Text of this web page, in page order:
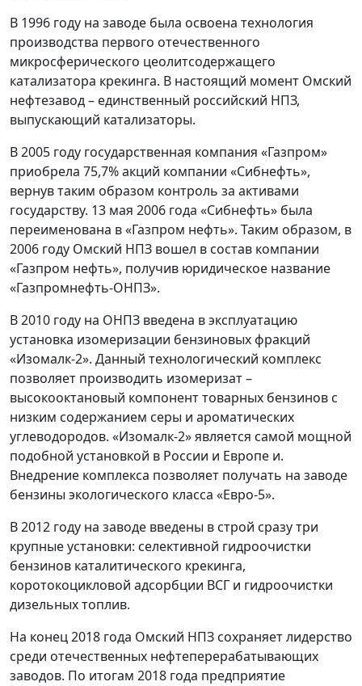
В 1996 году на заводе была освоена технология
производства первого отечественного
микросферического цеолитсодержащего
катализатора крекинга. В настоящий момент Омский
нефтезавод – единственный российский НПЗ,
выпускающий катализаторы.
В 2005 году государственная компания «Газпром»
приобрела 75,7% акций компании «Сибнефть»,
вернув таким образом контроль за активами
государству. 13 мая 2006 года «Сибнефть» была
переименована в «Газпром нефть». Таким образом, в
2006 году Омский НПЗ вошел в состав компании
«Газпром нефть», получив юридическое название
«Газпромнефть-ОНПЗ».
В 2010 году на ОНПЗ введена в эксплуатацию
установка изомеризации бензиновых фракций
«Изомалк-2». Данный технологический комплекс
позволяет производить изомеризат –
высокооктановый компонент товарных бензинов с
низким содержанием серы и ароматических
углеводородов. «Изомалк-2» является самой мощной
подобной установкой в России и Европе и.
Внедрение комплекса позволяет получать на заводе
бензины экологического класса «Евро-5».
В 2012 году на заводе введены в строй сразу три
крупные установки: селективной гидроочистки
бензинов каталитического крекинга,
коротокоцикловой адсорбции ВСГ и гидроочистки
дизельных топлив.
На конец 2018 года Омский НПЗ сохраняет лидерство
среди отечественных нефтеперерабатывающих
заводов. По итогам 2018 года предприятие